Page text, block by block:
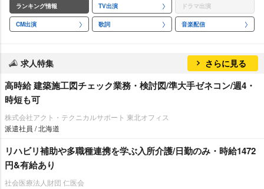
ランキング情報 TV出演 ドラマ出演
CM出演 歌詞 音楽配信
求人特集 さらに見る
高時給 建築施工図チェック業務・検討図/準大手ゼネコン/週4・
時短も可
株式会社アクト・テクニカルサポート 東北オフィス
派遣社員 / 北海道
リハビリ補助や多職種連携を学ぶ入所介護/日勤のみ・時給1472
円&有給あり
社会医療法人財団 仁医会